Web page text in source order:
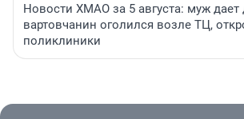
Новости ХМАО за 5 августа: муж дает
вартовчанин оголился возле ТЦ,
поликлиники